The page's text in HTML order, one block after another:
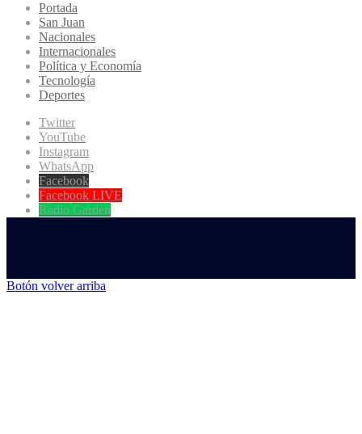
Portada
San Juan
Nacionales
Internacionales
Política y Economía
Tecnología
Deportes
Twitter
YouTube
Instagram
WhatsApp
Facebook
Facebook LIVE
Radio Garden
Botón volver arriba